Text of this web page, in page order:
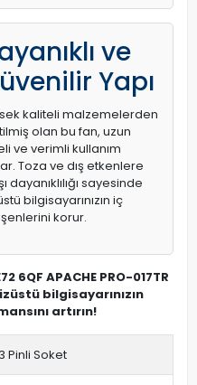
ve
Yapı
kaliteli malzemelerden
olan bu fan, uzun
ve verimli kullanım
Toza ve dış etkenlere
dayanıklılığı sayesinde
bilgisayarınızın iç
korur.
6QF APACHE PRO-017TR
bilgisayarınızın
artırın!
3 Pinli Soket